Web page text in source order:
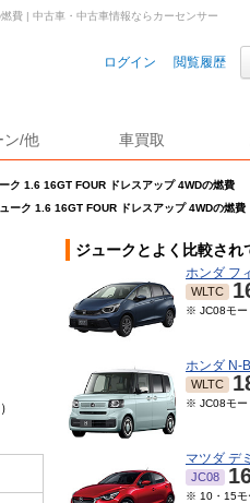
ログイン 閲覧履歴
ン/他 車買取
ク 1.6 16GT FOUR ドレスアップ 4WDの燃費
ーク 1.6 16GT FOUR ドレスアップ 4WDの燃費
費 | 中古車・中古車情報ならカーセンサー
ジュークとよく比較され
ホンダ フ
WLTC
※ JC08モー
ホンダ N-
WLTC
※ JC08モー
マツダ デ
JC08
※ 10・15モ